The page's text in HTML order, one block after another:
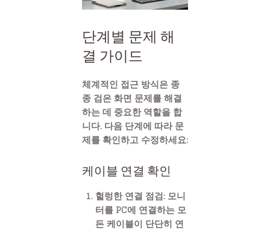
단계별 문제 해
결 가이드
체계적인 접근 방식은 종
종 검은 화면 문제를 해결
하는 데 중요한 역할을 합
니다. 다음 단계에 따라 문
제를 확인하고 수정하세요:
케이블 연결 확인
헐렁한 연결 점검: 모니
터를 PC에 연결하는 모
든 케이블이 단단히 연